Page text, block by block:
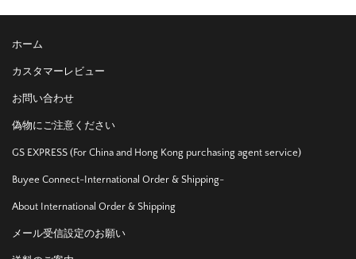
ホーム
カスタマーレビュー
お問い合わせ
偽物にご注意ください
GS EXPRESS (For China and Hong Kong purchasing agent service)
Buyee Connect-International Order & Shipping-
About International Order & Shipping
メール受信設定のお願い